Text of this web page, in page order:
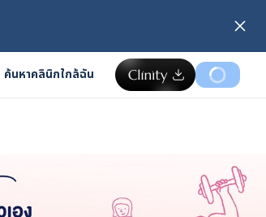
ค้นหาคลินิกใกล้ฉัน